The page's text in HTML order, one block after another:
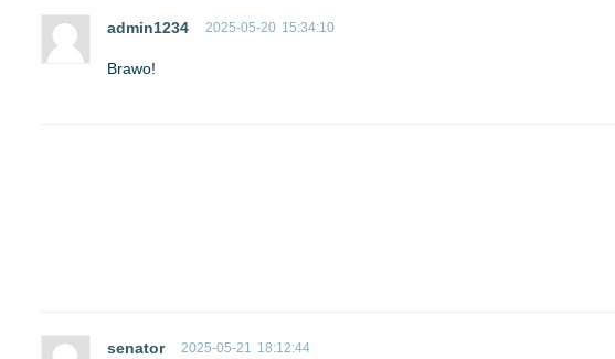
admin1234 2025-05-20 15:34:10
Brawo!
senator 2025-05-21 18:12:44